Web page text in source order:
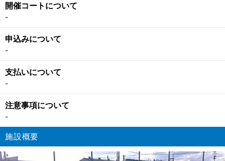
開催コートについて
-
申込みについて
-
支払いについて
-
注意事項について
-
施設概要